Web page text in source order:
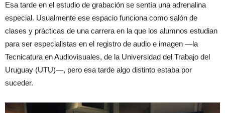
Esa tarde en el estudio de grabación se sentía una adrenalina
especial. Usualmente ese espacio funciona como salón de
clases y prácticas de una carrera en la que los alumnos estudian
para ser especialistas en el registro de audio e imagen —la
Tecnicatura en Audiovisuales, de la Universidad del Trabajo del
Uruguay (UTU)—, pero esa tarde algo distinto estaba por
suceder.